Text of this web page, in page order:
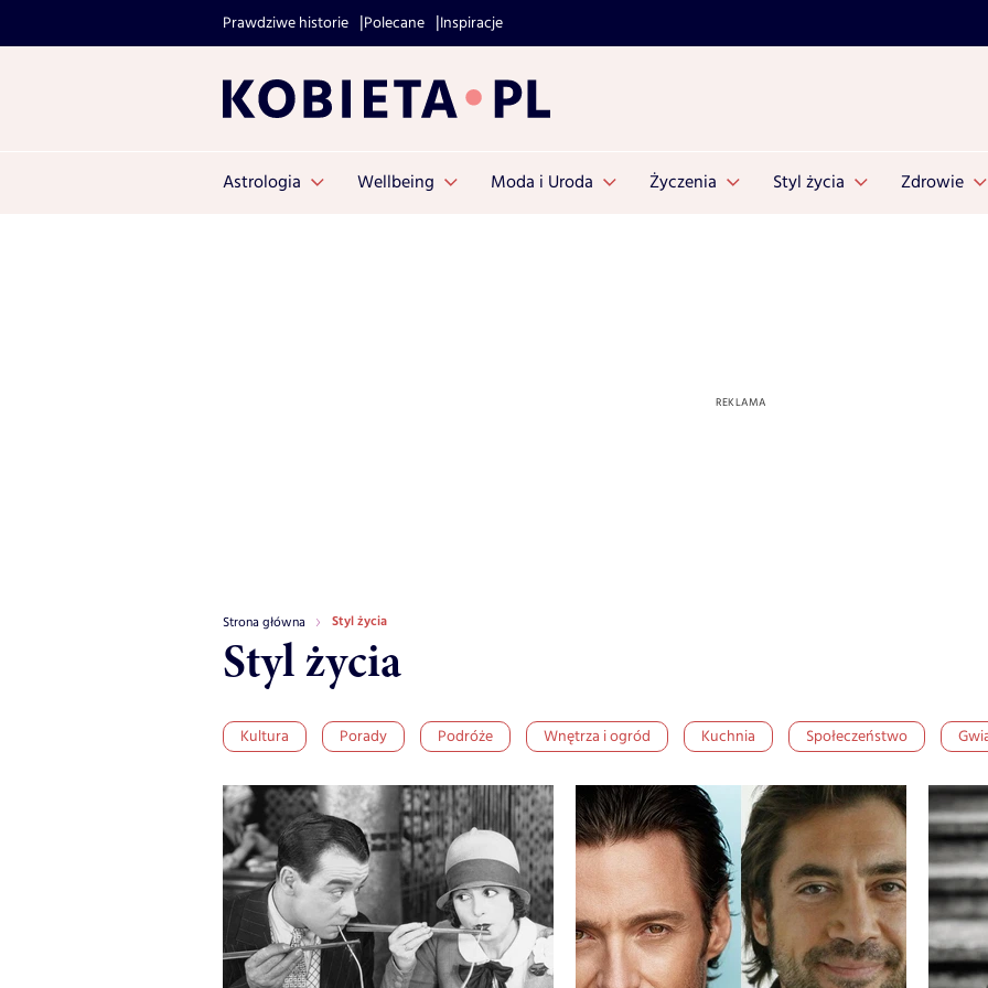
Prawdziwe historie Polecane Inspiracje
Astrologia Wellbeing Moda i Uroda Życzenia Styl życia Zdrowie
Strona główna Styl życia
Styl życia
Kultura Porady Podróże Wnętrza i ogród Kuchnia Społeczeństwo